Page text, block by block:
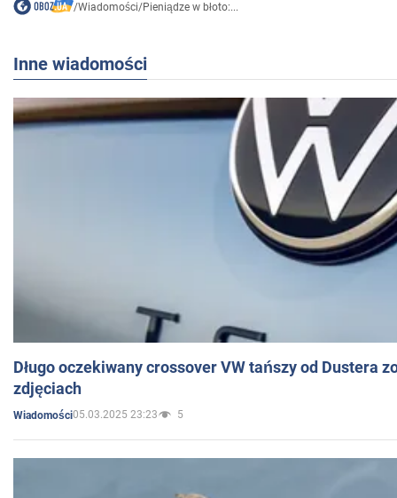
/Wiadomości/Pieniądze w błoto:...
Inne wiadomości
Długo oczekiwany crossover VW tańszy od Dustera
zdjęciach
Wiadomości05.03.2025 23:23 5